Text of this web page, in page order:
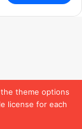
theme options
license for each